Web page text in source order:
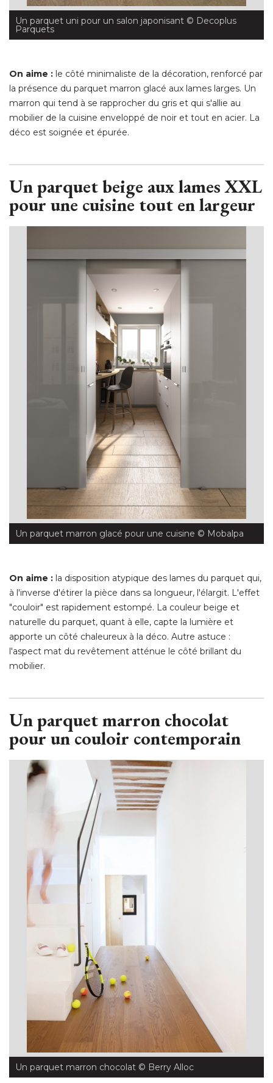
Un parquet uni pour un salon japonisant © Decoplus
Parquets
On aime : le côté minimaliste de la décoration, renforcé par
la présence du parquet marron glacé aux lames larges. Un
marron qui tend à se rapprocher du gris et qui s'allie au
mobilier de la cuisine enveloppé de noir et tout en acier. La
déco est soignée et épurée.
Un parquet beige aux lames XXL
pour une cuisine tout en largeur
Un parquet marron glacé pour une cuisine © Mobalpa
On aime : la disposition atypique des lames du parquet qui,
à l'inverse d'étirer la pièce dans sa longueur, l'élargit. L'effet
"couloir" est rapidement estompé. La couleur beige et
naturelle du parquet, quant à elle, capte la lumière et
apporte un côté chaleureux à la déco. Autre astuce :
l'aspect mat du revêtement atténue le côté brillant du
mobilier.
Un parquet marron chocolat
pour un couloir contemporain
Un parquet marron chocolat © Berry Alloc